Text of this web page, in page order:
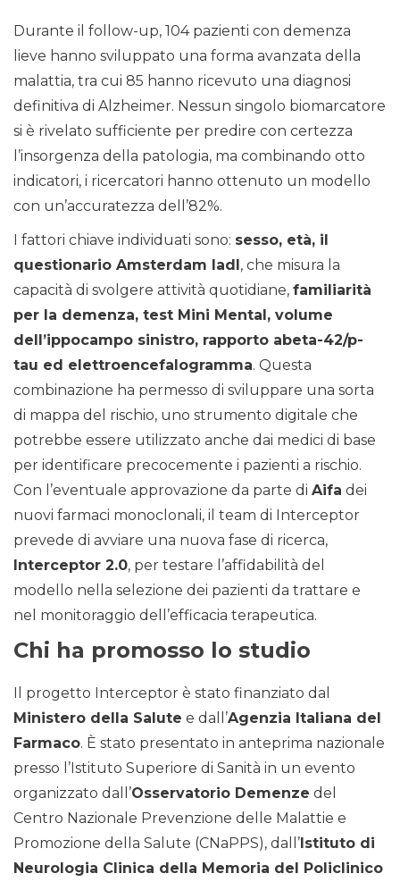
Durante il follow-up, 104 pazienti con demenza
lieve hanno sviluppato una forma avanzata della
malattia, tra cui 85 hanno ricevuto una diagnosi
definitiva di Alzheimer. Nessun singolo biomarcatore
si è rivelato sufficiente per predire con certezza
l’insorgenza della patologia, ma combinando otto
indicatori, i ricercatori hanno ottenuto un modello
con un’accuratezza dell’82%.
I fattori chiave individuati sono: sesso, età, il
questionario Amsterdam Iadl , che misura la
capacità di svolgere attività quotidiane, familiarità
per la demenza, test Mini Mental, volume
dell’ippocampo sinistro, rapporto abeta-42/p-
tau ed elettroencefalogramma. Questa
combinazione ha permesso di sviluppare una sorta
di mappa del rischio, uno strumento digitale che
potrebbe essere utilizzato anche dai medici di base
per identificare precocemente i pazienti a rischio.
Con l’eventuale approvazione da parte di Aifa dei
nuovi farmaci monoclonali, il team di Interceptor
prevede di avviare una nuova fase di ricerca,
Interceptor 2.0, per testare l’affidabilità del
modello nella selezione dei pazienti da trattare e
nel monitoraggio dell’efficacia terapeutica.
Chi ha promosso lo studio
Il progetto Interceptor è stato finanziato dal
Ministero della Salute e dall’Agenzia Italiana del
Farmaco. È stato presentato in anteprima nazionale
presso l’Istituto Superiore di Sanità in un evento
organizzato dall’Osservatorio Demenze del
Centro Nazionale Prevenzione delle Malattie e
Promozione della Salute (CNaPPS), dall’ Istituto di
Neurologia Clinica della Memoria del Policlinico